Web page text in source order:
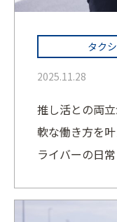
タク
2025.11.28
推し活との両
軟な働き方を
ライバーの日常